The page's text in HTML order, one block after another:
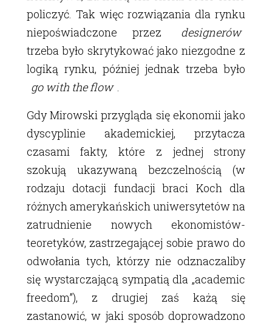
policzyć. Tak więc rozwiązania dla rynku
niepoświadczone przez
designerów
trzeba było skrytykować jako niezgodne z
logiką rynku, później jednak trzeba było
go with the flow .
Gdy Mirowski przygląda się ekonomii jako
dyscyplinie akademickiej, przytacza
czasami fakty, które z jednej strony
szokują ukazywaną bezczelnością (w
rodzaju dotacji fundacji braci Koch dla
różnych amerykańskich uniwersytetów na
zatrudnienie nowych ekonomistów-
teoretyków, zastrzegającej sobie prawo do
odwołania tych, którzy nie odznaczaliby
się wystarczającą sympatią dla „academic
freedom”), z drugiej zaś każą się
zastanowić, w jaki sposób doprowadzono